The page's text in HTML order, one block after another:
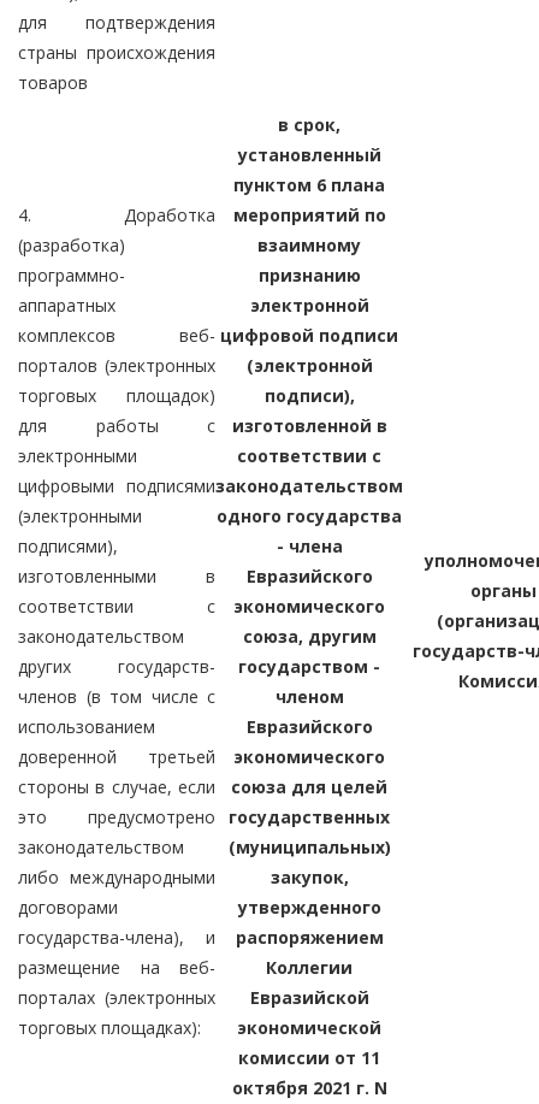
для подтверждения
страны происхождения
товаров
4. Доработка
(разработка)
программно-
аппаратных
комплексов веб-
порталов (электронных
торговых площадок)
для работы с
электронными
цифровыми подписями
(электронными
подписями),
изготовленными в
соответствии с
законодательством
других государств-
членов (в том числе с
использованием
доверенной третьей
стороны в случае, если
это предусмотрено
законодательством
либо международными
договорами
государства-члена), и
размещение на веб-
порталах (электронных
торговых площадках):
в срок,
установленный
пунктом 6 плана
мероприятий по
взаимному
признанию
электронной
цифровой подписи
(электронной
подписи),
изготовленной в
соответствии с
законодательством
одного государства
- члена
Евразийского
экономического
союза, другим
государством -
членом
Евразийского
экономического
союза для целей
государственных
(муниципальных)
закупок,
утвержденного
распоряжением
Коллегии
Евразийской
экономической
комиссии от 11
октября 2021 г. N
органы
государств-